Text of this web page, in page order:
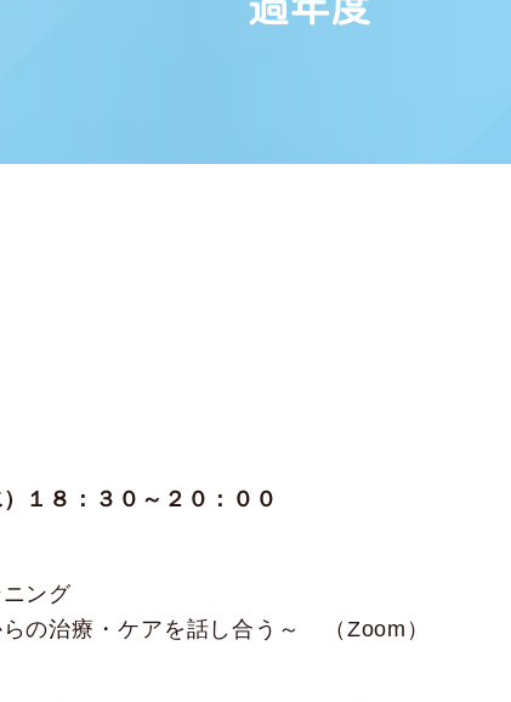
１８：３０～２０：００
ング
の治療・ケアを話し合う～ （Zoom）